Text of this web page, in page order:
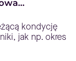
kondycję
jak np. okres